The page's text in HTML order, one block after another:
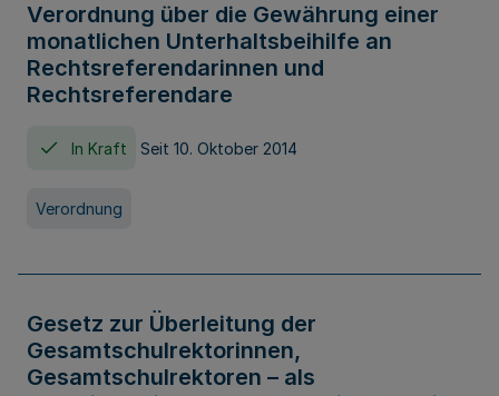
Verordnung über die Gewährung einer
monatlichen Unterhaltsbeihilfe an
Rechtsreferendarinnen und
Rechtsreferendare
In Kraft Seit 10. Oktober 2014
Verordnung
Gesetz zur Überleitung der
Gesamtschulrektorinnen,
Gesamtschulrektoren – als